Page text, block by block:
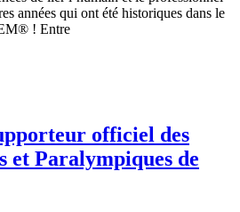
années qui ont été historiques dans le
! Entre
officiel des
et Paralympiques de